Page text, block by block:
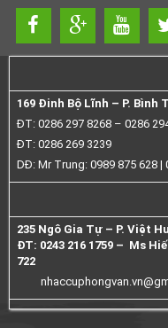
169 Đinh Bộ Lĩnh – P. Bình
ĐT: 0286 297 8268 – 0286
ĐT: 0286 269 3239
DĐ: Mr Trung: 0989 875 628 |
235 Ngô Gia Tự – P. Việt
ĐT: 0243 216 1759 – Ms
722